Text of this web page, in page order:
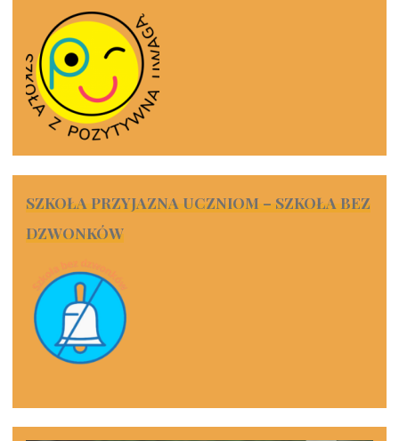
SZKOŁA PRZYJAZNA UCZNIOM – SZKOŁA BEZ
DZWONKÓW